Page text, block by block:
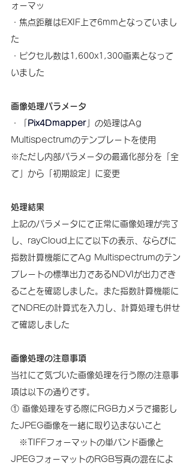
ォーマッ
・焦点距離はEXIF上で6mmとなっていまし
た
・ピクセル数は1,600x1,300画素となって
いました
画像処理パラメータ
・「
Pix4Dmapper 」の処理はAg
Multispectrumのテンプレートを使用
※ただし内部パラメータの最適化部分を「全
て」から「初期設定」に変更
処理結果
上記のパラメータにて正常に画像処理が完了
し、rayCloud上にて以下の表示、ならびに
指数計算機能にてAg Multispectrumのテン
プレートの標準出力であるNDVIが出力でき
ることを確認しました。また指数計算機能に
てNDREの計算式を入力し、計算処理も併せ
て確認しました
画像処理の注意事項
当社にて気づいた画像処理を行う際の注意事
項は以下の通りです。
① 画像処理をする際にRGBカメラで撮影し
たJPEG画像を一緒に取り込まないこと
※TIFFフォーマットの単バンド画像と
JPEGフォーマットのRGB写真の混在によ